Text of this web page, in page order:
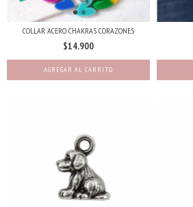
COLLAR ACERO CHAKRAS CORAZONES
$14.900